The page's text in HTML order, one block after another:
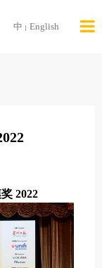
中 | English
2022